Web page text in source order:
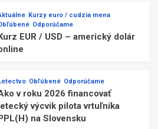
Kurzy euro / cudzia mena
Odporúčame
EUR / USD – americký dolár
Obľúbené Odporúčame
v roku 2026 financovať
výcvik pilota vrtuľníka
na Slovensku